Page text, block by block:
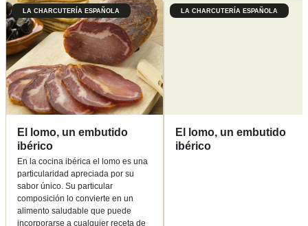
LA CHARCUTERÍA ESPAÑOLA
El lomo, un embutido
ibérico
En la cocina ibérica el lomo es una
particularidad apreciada por su
sabor único. Su particular
composición lo convierte en un
alimento saludable que puede
incorporarse a cualquier receta de
LA CHARCUTERÍA ESPAÑOLA
El lomo, un embutido
ibérico